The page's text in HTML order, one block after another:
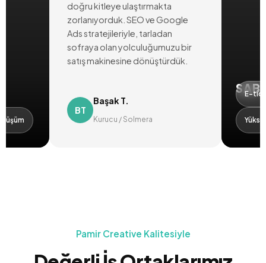
doğru kitleye ulaştırmakta
zorlanıyorduk. SEO ve Google
Ads stratejileriyle, tarladan
sofraya olan yolculuğumuzu bir
satış makinesine dönüştürdük.
BT
Başak T.
Kurucu / Solmera
E-ticaret
Yüksek
Pamir Creative Kalitesiyle